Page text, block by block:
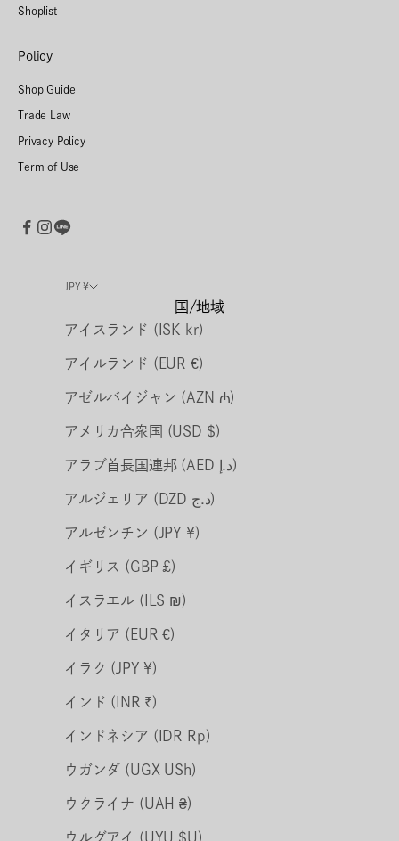
Shoplist
Policy
Shop Guide
Trade Law
Privacy Policy
Term of Use
JPY ¥
国/地域
アイスランド (ISK kr)
アイルランド (EUR €)
アゼルバイジャン (AZN ₼)
アメリカ合衆国 (USD $)
アラブ首長国連邦 (AED د.إ)
アルジェリア (DZD د.ج)
アルゼンチン (JPY ¥)
イギリス (GBP £)
イスラエル (ILS ₪)
イタリア (EUR €)
イラク (JPY ¥)
インド (INR ₹)
インドネシア (IDR Rp)
ウガンダ (UGX USh)
ウクライナ (UAH ₴)
ウルグアイ (UYU $U)